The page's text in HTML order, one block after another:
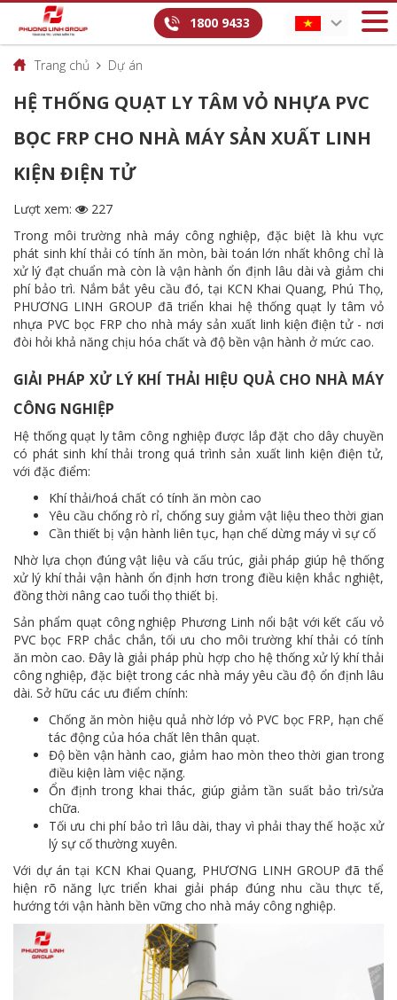
1800 9433
Trang chủ Dự án
HỆ THỐNG QUẠT LY TÂM VỎ NHỰA PVC
BỌC FRP CHO NHÀ MÁY SẢN XUẤT LINH
KIỆN ĐIỆN TỬ
Lượt xem:
227
Trong môi trường nhà máy công nghiệp, đặc biệt là khu vực
phát sinh khí thải có tính ăn mòn, bài toán lớn nhất không chỉ là
xử lý đạt chuẩn mà còn là vận hành ổn định lâu dài và giảm chi
phí bảo trì. Nắm bắt yêu cầu đó, tại KCN Khai Quang, Phú Thọ,
PHƯƠNG LINH GROUP đã triển khai hệ thống quạt ly tâm vỏ
nhựa PVC bọc FRP cho nhà máy sản xuất linh kiện điện tử - nơi
đòi hỏi khả năng chịu hóa chất và độ bền vận hành ở mức cao.
GIẢI PHÁP XỬ LÝ KHÍ THẢI HIỆU QUẢ CHO NHÀ MÁY
CÔNG NGHIỆP
Hệ thống quạt ly tâm công nghiệp được lắp đặt cho dây chuyền
có phát sinh khí thải trong quá trình sản xuất linh kiện điện tử,
với đặc điểm:
Khí thải/hoá chất có tính ăn mòn cao
Yêu cầu chống rò rỉ, chống suy giảm vật liệu theo thời gian
Cần thiết bị vận hành liên tục, hạn chế dừng máy vì sự cố
Nhờ lựa chọn đúng vật liệu và cấu trúc, giải pháp giúp hệ thống
xử lý khí thải vận hành ổn định hơn trong điều kiện khắc nghiệt,
đồng thời nâng cao tuổi thọ thiết bị.
Sản phẩm quạt công nghiệp Phương Linh nổi bật với kết cấu vỏ
PVC bọc FRP chắc chắn, tối ưu cho môi trường khí thải có tính
ăn mòn cao. Đây là giải pháp phù hợp cho hệ thống xử lý khí thải
công nghiệp, đặc biệt trong các nhà máy yêu cầu độ ổn định lâu
dài. Sở hữu các ưu điểm chính:
Chống ăn mòn hiệu quả nhờ lớp vỏ PVC bọc FRP, hạn chế
tác động của hóa chất lên thân quạt.
Độ bền vận hành cao, giảm hao mòn theo thời gian trong
điều kiện làm việc nặng.
Ổn định trong khai thác, giúp giảm tần suất bảo trì/sửa
chữa.
Tối ưu chi phí bảo trì lâu dài, thay vì phải thay thế hoặc xử
lý sự cố thường xuyên.
Với dự án tại KCN Khai Quang, PHƯƠNG LINH GROUP đã thể
hiện rõ năng lực triển khai giải pháp đúng nhu cầu thực tế,
hướng tới vận hành bền vững cho nhà máy công nghiệp.